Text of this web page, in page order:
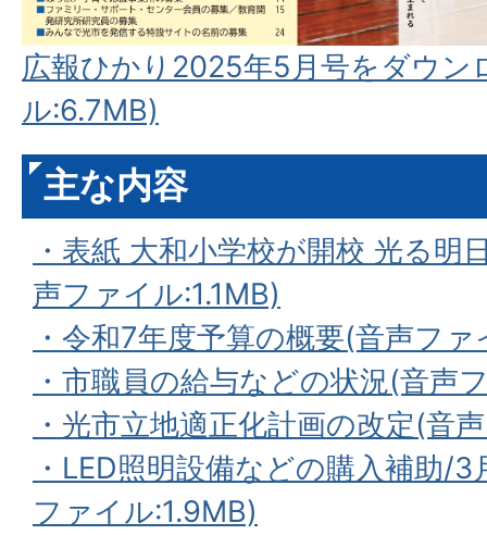
広報ひかり2025年5月号をダウン
ル:6.7MB)
主な内容
・表紙 大和小学校が開校 光る明
声ファイル:1.1MB)
・令和7年度予算の概要(音声ファ
・市職員の給与などの状況(音声
・光市立地適正化計画の改定(音
・LED照明設備などの購入補助/
ファイル:1.9MB)